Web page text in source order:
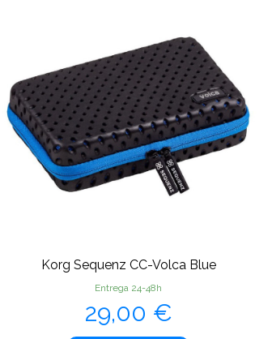
Korg Sequenz CC-Volca Blue
Entrega 24-48h
Precio
29,00 €